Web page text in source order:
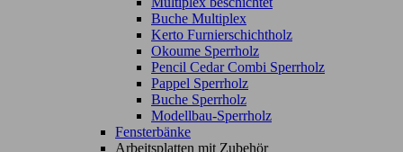
Buche Multiplex
Kerto Furnierschichtholz
Okoume Sperrholz
Pencil Cedar Combi Sperrholz
Pappel Sperrholz
Buche Sperrholz
Modellbau-Sperrholz
Fensterbänke
Arbeitsplatten mit Zubehör